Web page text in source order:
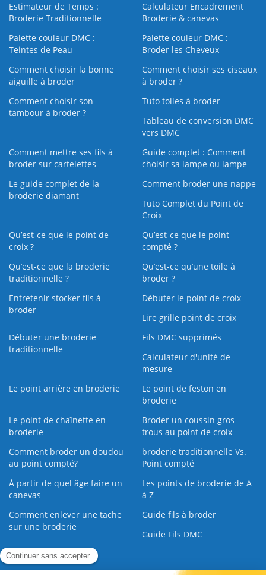
Estimateur de Temps :
Broderie Traditionnelle
Calculateur Encadrement
Broderie & canevas
Palette couleur DMC :
Teintes de Peau
Palette couleur DMC :
Broder les Cheveux
Comment choisir la bonne
aiguille à broder
Comment choisir ses ciseaux
à broder ?
Comment choisir son
tambour à broder ?
Tuto toiles à broder
Tableau de conversion DMC
vers DMC
Comment mettre ses fils à
broder sur cartelettes
Guide complet : Comment
choisir sa lampe ou lampe
Le guide complet de la
broderie diamant
Comment broder une nappe
Tuto Complet du Point de
Croix
Qu’est-ce que le point de
croix ?
Qu’est-ce que le point
compté ?
Qu’est-ce que la broderie
traditionnelle ?
Qu’est‑ce qu’une toile à
broder ?
Entretenir stocker fils à
broder
Débuter le point de croix
Lire grille point de croix
Débuter une broderie
traditionnelle
Fils DMC supprimés
Calculateur d'unité de
mesure
Le point arrière en broderie
Le point de feston en
broderie
Le point de chaînette en
broderie
Broder un coussin gros
trous au point de croix
Comment broder un doudou
au point compté?
broderie traditionnelle Vs.
Point compté
À partir de quel âge faire un
canevas
Les points de broderie de A
à Z
Comment enlever une tache
sur une broderie
Guide fils à broder
Guide Fils DMC
Guide de la Broderie